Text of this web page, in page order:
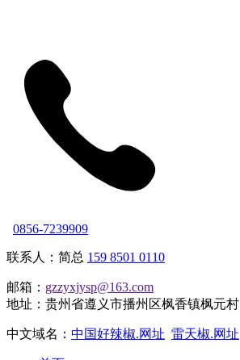
0856-7239909
联系人：简总 159 8501 0110
邮箱： gzzyxjysp@163.com
地址：贵州省遵义市播州区枫香镇枫元村
中文域名： 中国好辣椒.网址 雷天椒.网址